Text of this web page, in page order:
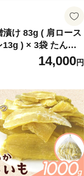
け 83g ( 肩ロース
) × 3袋 たん熊
に出荷予定(土日祝
内町 黒毛和牛 牛肉
14,000円